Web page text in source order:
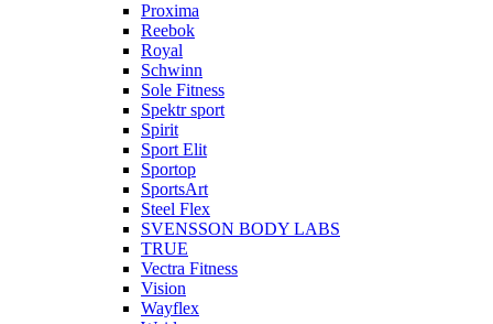
Proxima
Reebok
Royal
Schwinn
Sole Fitness
Spektr sport
Spirit
Sport Elit
Sportop
SportsArt
Steel Flex
SVENSSON BODY LABS
TRUE
Vectra Fitness
Vision
Wayflex